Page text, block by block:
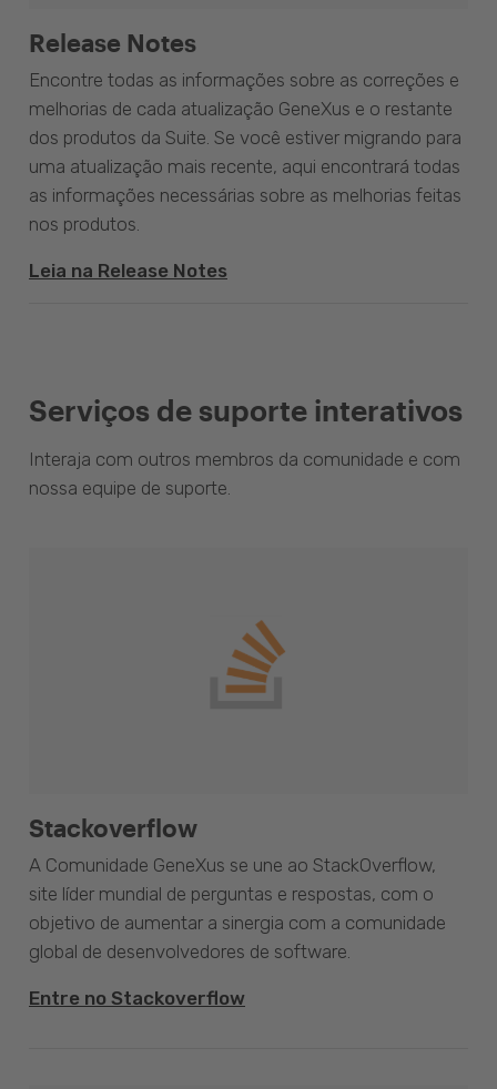
Release Notes
Encontre todas as informações sobre as correções e
melhorias de cada atualização GeneXus e o restante
dos produtos da Suite. Se você estiver migrando para
uma atualização mais recente, aqui encontrará todas
as informações necessárias sobre as melhorias feitas
nos produtos.
Leia na Release Notes
Serviços de suporte interativos
Interaja com outros membros da comunidade e com
nossa equipe de suporte.
Stackoverflow
A Comunidade GeneXus se une ao StackOverflow,
site líder mundial de perguntas e respostas, com o
objetivo de aumentar a sinergia com a comunidade
global de desenvolvedores de software.
Entre no Stackoverflow